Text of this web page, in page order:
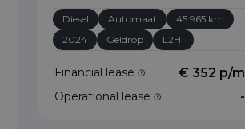
Diesel Automaat
45.965 km
2024
Geldrop L2H1
Financial lease € 352 p/m
Operational lease -